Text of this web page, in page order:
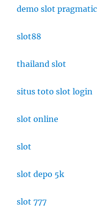
demo slot pragmatic
slot88
thailand slot
situs toto slot login
slot online
slot
slot depo 5k
slot 777